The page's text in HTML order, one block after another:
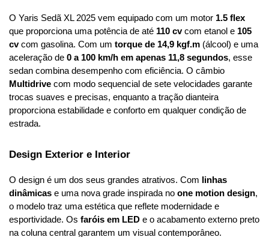
O Yaris Sedã XL 2025 vem equipado com um motor 1.5 flex
que proporciona uma potência de até 110 cv com etanol e 105
cv com gasolina. Com um torque de 14,9 kgf.m (álcool) e uma
aceleração de 0 a 100 km/h em apenas 11,8 segundos, esse
Multidrive com modo sequencial de sete velocidades garante
trocas suaves e precisas, enquanto a tração dianteira
proporciona estabilidade e conforto em qualquer condição de
estrada.
Design Exterior e Interior
O design é um dos seus grandes atrativos. Com
linhas
dinâmicas e uma nova grade inspirada no one motion design,
o modelo traz uma estética que reflete modernidade e
esportividade. Os faróis em LED e o acabamento externo preto
na coluna central garantem um visual contemporâneo.